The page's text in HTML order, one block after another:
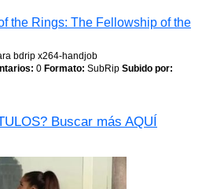
the Rings: The Fellowship of the
bdrip x264-handjob
0 Formato: SubRip Subido por:
Buscar más AQUÍ